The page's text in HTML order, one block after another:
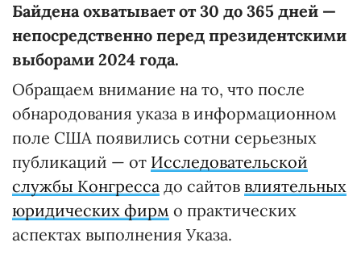
Байдена охватывает от 30 до 365 дней —
непосредственно перед президентскими
выборами 2024 года.
Обращаем внимание на то, что после
обнародования указа в информационном
поле США появились сотни серьезных
публикаций — от Исследовательской
службы Конгресса до сайтов влиятельных
юридических фирм о практических
аспектах выполнения Указа.